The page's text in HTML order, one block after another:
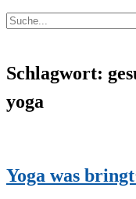
Suchen
Suchen
nach:
Schlagwort:
yoga
Yoga was